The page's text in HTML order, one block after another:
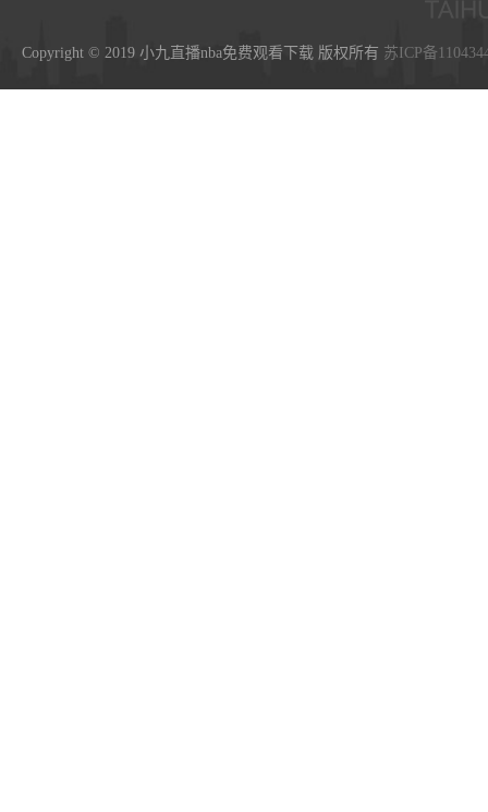
Copyright © 2019 小九直播nba免费观看下载 版权所有 苏ICP备